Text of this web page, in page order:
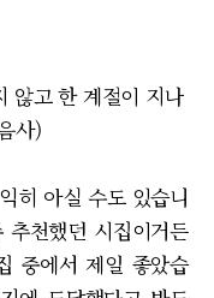
않고 한 계절이 지나
사)
히 아실 수도 있습니
천했던 시집이거든
중에서 제일 좋았습